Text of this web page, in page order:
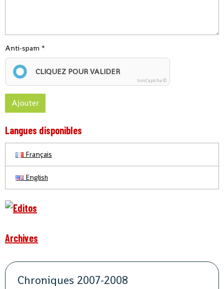
Anti-spam
CLIQUEZ POUR VALIDER
IconCaptcha ©
Ajouter
Langues disponibles
Français
English
Archives
Chroniques 2007-2008